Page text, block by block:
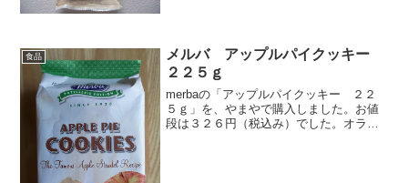
食品
メルバ アップルパイクッキー
２２５ｇ
merbaの「アップルパイクッキー ２２
５ｇ」を、やまやで購入しました。お値
段は３２６円（税込み）でした。オラン